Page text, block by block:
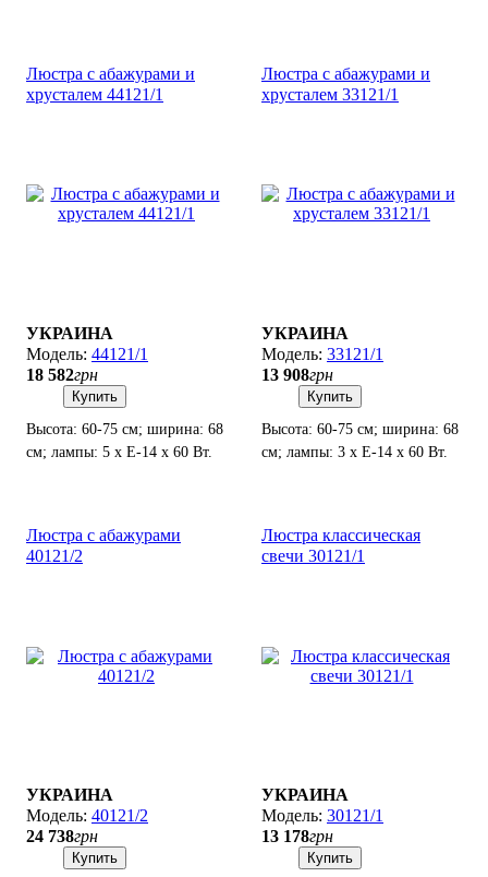
Люстра с абажурами и
хрусталем 44121/1
УКРАИНА
44121/1
18 582грн
Купить
Высота: 60-75 см; ширина: 68
см; лампы: 5 х Е-14 х 60 Вт.
Люстра с абажурами и
хрусталем 33121/1
УКРАИНА
33121/1
13 908грн
Купить
Высота: 60-75 см; ширина: 68
см; лампы: 3 х Е-14 х 60 Вт.
Люстра с абажурами
40121/2
УКРАИНА
40121/2
24 738грн
Купить
Люстра классическая
свечи 30121/1
УКРАИНА
30121/1
13 178грн
Купить